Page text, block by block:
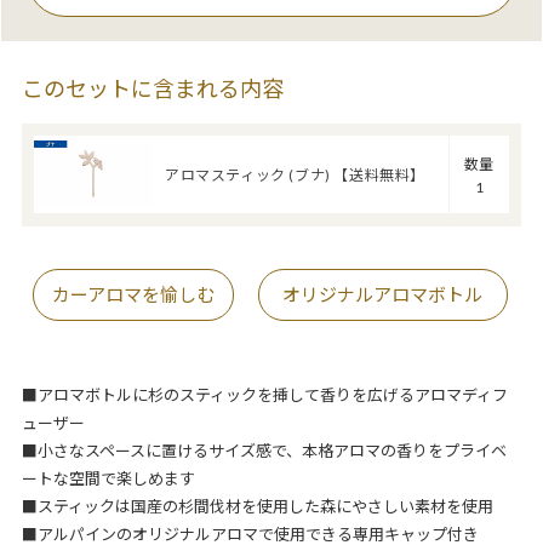
このセットに含まれる内容
アロマスティック (ブナ) 【送料無料】
数量
1
カーアロマを愉しむ オリジナルアロマボトル
■アロマボトルに杉のスティックを挿して香りを広げるアロマディフ
ューザー
■小さなスペースに置けるサイズ感で、本格アロマの香りをプライベ
ートな空間で楽しめます
■スティックは国産の杉間伐材を使用した森にやさしい素材を使用
■アルパインのオリジナルアロマで使用できる専用キャップ付き